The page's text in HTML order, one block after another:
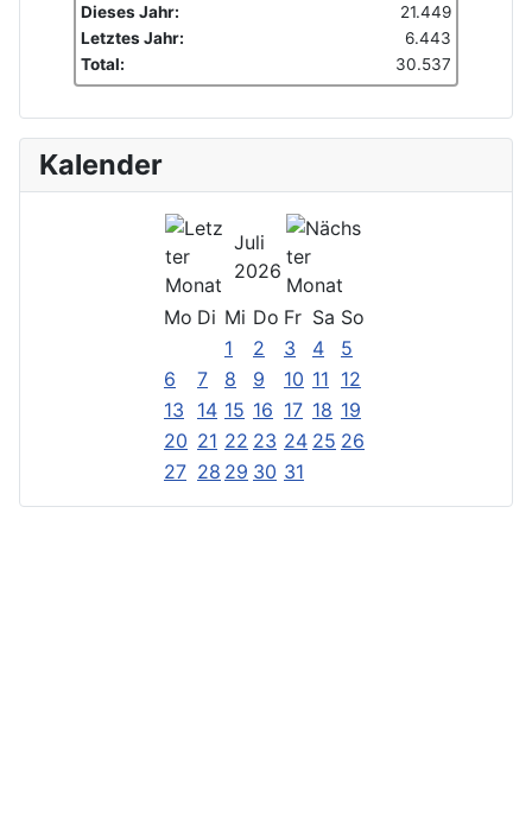
Dieses Jahr:
21.449
Letztes Jahr:
6.443
Total:
30.537
Kalender
Juli
2026
Mo Di Mi Do Fr Sa So
1
2 3 4
5
6
7 8 9 10 11 12
13
14 15 16 17 18 19
20 21 22 23 24 25 26
27 28 29 30 31